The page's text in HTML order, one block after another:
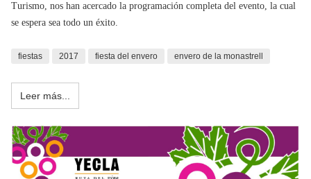
Turismo, nos han acercado la programación completa del evento, la cual
se espera sea todo un éxito.
fiestas 2017 fiesta del envero envero de la monastrell
Leer más...